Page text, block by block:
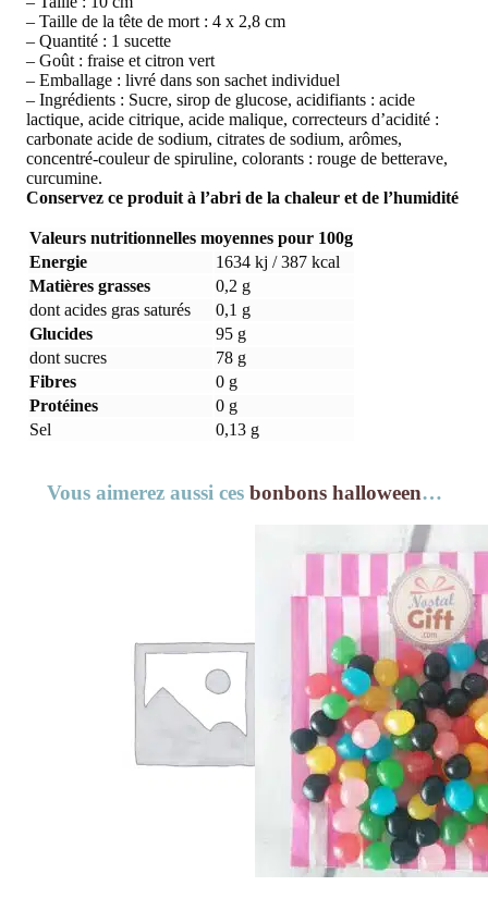
– Taille de la tête de mort : 4 x 2,8 cm
– Quantité : 1 sucette
– Goût : fraise et citron vert
– Emballage : livré dans son sachet individuel
– Ingrédients : Sucre, sirop de glucose, acidifiants : acide
lactique, acide citrique, acide malique, correcteurs d’acidité :
carbonate acide de sodium, citrates de sodium, arômes,
concentré-couleur de spiruline, colorants : rouge de betterave,
curcumine.
Conservez ce produit à l’abri de la chaleur et de l’humidité
Valeurs nutritionnelles moyennes pour 100g
Energie
1634 kj / 387 kcal
Matières grasses
0,2 g
dont acides gras saturés
0,1 g
Glucides
95 g
dont sucres
78 g
Fibres
0 g
Protéines
0 g
Sel
0,13 g
Vous aimerez aussi ces bonbons halloween…